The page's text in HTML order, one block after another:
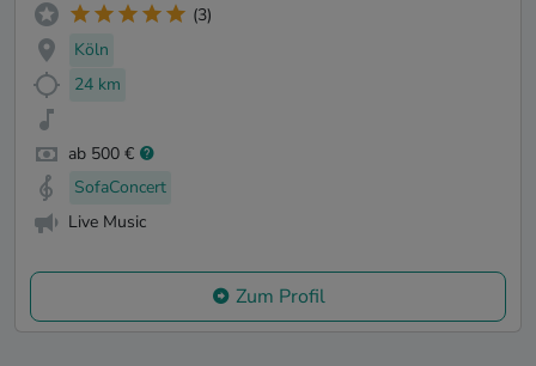
(3)
Köln
24 km
ab 500 €
SofaConcert
Live Music
Zum Profil